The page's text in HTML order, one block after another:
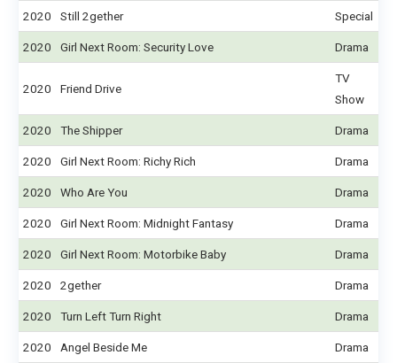
2020 Still 2gether Special
2020 Girl Next Room: Security Love Drama
2020 Friend Drive
TV
Show
2020 The Shipper Drama
2020 Girl Next Room: Richy Rich Drama
2020 Who Are You Drama
2020 Girl Next Room: Midnight Fantasy Drama
2020 Girl Next Room: Motorbike Baby Drama
2020 2gether Drama
2020 Turn Left Turn Right Drama
2020 Angel Beside Me Drama